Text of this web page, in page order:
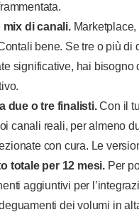
mix di canali.
bene. Se tre o più di
significative, hai bisogno
due o tre finalisti.Con il
canali reali, per almeno
con cura. Le
totale per 12 mesi. Per
aggiuntivi per
dei volumi in